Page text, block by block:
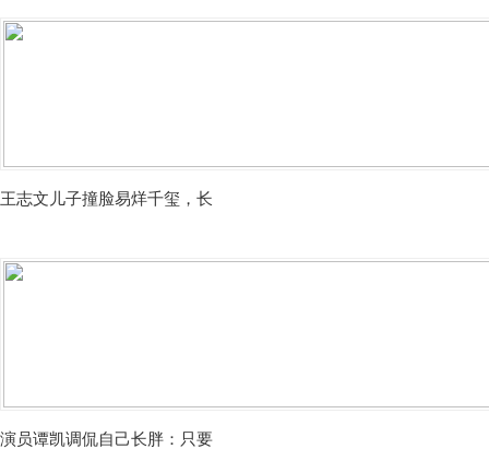
王志文儿子撞脸易烊千玺，长
演员谭凯调侃自己长胖：只要